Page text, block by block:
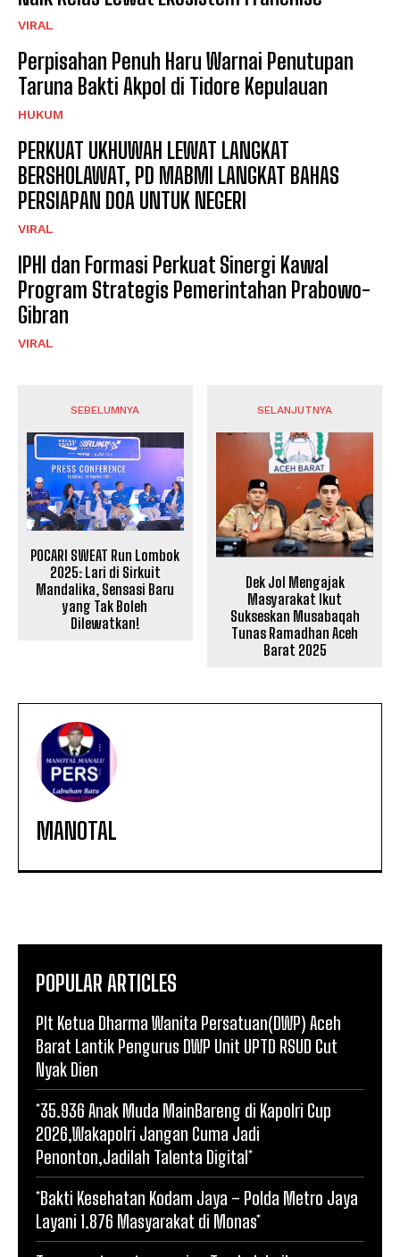
VIRAL
Perpisahan Penuh Haru Warnai Penutupan
Taruna Bakti Akpol di Tidore Kepulauan
HUKUM
PERKUAT UKHUWAH LEWAT LANGKAT
BERSHOLAWAT, PD MABMI LANGKAT BAHAS
PERSIAPAN DOA UNTUK NEGERI
VIRAL
IPHI dan Formasi Perkuat Sinergi Kawal
Program Strategis Pemerintahan Prabowo-
Gibran
VIRAL
SEBELUMNYA
POCARI SWEAT Run Lombok
2025: Lari di Sirkuit
Mandalika, Sensasi Baru
yang Tak Boleh
Dilewatkan!
SELANJUTNYA
Dek Jol Mengajak
Masyarakat Ikut
Sukseskan Musabaqah
Tunas Ramadhan Aceh
Barat 2025
MANOTAL
POPULAR ARTICLES
Plt Ketua Dharma Wanita Persatuan(DWP) Aceh
Barat Lantik Pengurus DWP Unit UPTD RSUD Cut
Nyak Dien
*35.936 Anak Muda MainBareng di Kapolri Cup
2026,Wakapolri Jangan Cuma Jadi
Penonton,Jadilah Talenta Digital*
*Bakti Kesehatan Kodam Jaya – Polda Metro Jaya
Layani 1.876 Masyarakat di Monas*